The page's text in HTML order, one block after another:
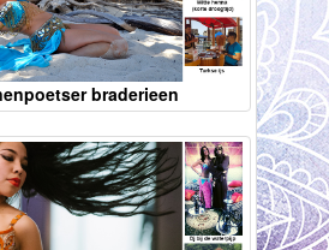
braderieen